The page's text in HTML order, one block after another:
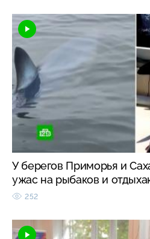
У берегов Приморья и
ужас на рыбаков и
252